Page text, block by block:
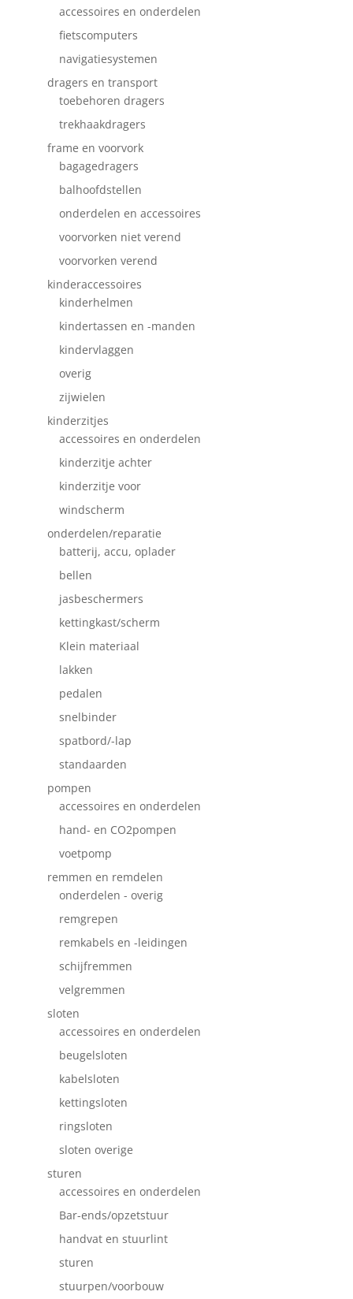
accessoires en onderdelen
fietscomputers
navigatiesystemen
dragers en transport
toebehoren dragers
trekhaakdragers
frame en voorvork
bagagedragers
balhoofdstellen
onderdelen en accessoires
voorvorken niet verend
voorvorken verend
kinderaccessoires
kinderhelmen
kindertassen en -manden
kindervlaggen
overig
zijwielen
kinderzitjes
accessoires en onderdelen
kinderzitje achter
kinderzitje voor
windscherm
onderdelen/reparatie
batterij, accu, oplader
bellen
jasbeschermers
kettingkast/scherm
Klein materiaal
lakken
pedalen
snelbinder
spatbord/-lap
standaarden
pompen
accessoires en onderdelen
hand- en CO2pompen
voetpomp
remmen en remdelen
onderdelen - overig
remgrepen
remkabels en -leidingen
schijfremmen
velgremmen
sloten
accessoires en onderdelen
beugelsloten
kabelsloten
kettingsloten
ringsloten
sloten overige
sturen
accessoires en onderdelen
Bar-ends/opzetstuur
handvat en stuurlint
sturen
stuurpen/voorbouw